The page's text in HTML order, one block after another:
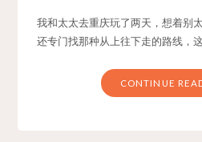
我和太太去重庆玩了两天，想着别
还专门找那种从上往下走的路线，
CONTINUE